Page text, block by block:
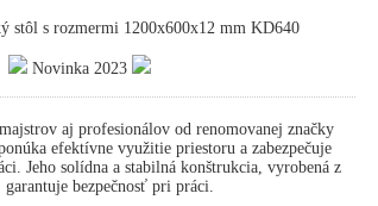
stôl s rozmermi 1200x600x12 mm KD640
Novinka 2023
aj profesionálov od renomovanej značky
efektívne využitie priestoru a zabezpečuje
Jeho solídna a stabilná konštrukcia, vyrobená z
bezpečnosť pri práci.